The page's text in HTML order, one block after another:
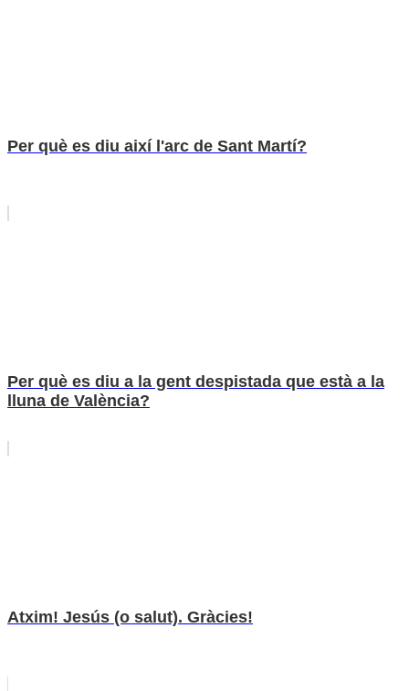
Per què es diu així l'arc de Sant Martí?
Per què es diu a la gent despistada que està a la
lluna de València?
Atxim! Jesús (o salut). Gràcies!